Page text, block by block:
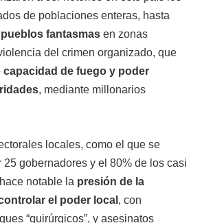
de poblaciones enteras, hasta
fantasmas en zonas
del crimen organizado, que
capacidad de fuego y poder
, mediante millonarios
locales, como el que se
gobernadores y el 80% de los casi
notable la presión de la
el poder local , con
“quirúrgicos”, y asesinatos